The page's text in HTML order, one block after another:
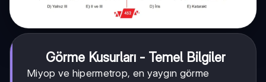
Görme Kusurları - Temel Bilgiler
Miyop ve hipermetrop, en yaygın görme